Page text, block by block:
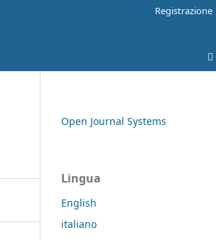
Registrazione
Open Journal Systems
Lingua
English
italiano